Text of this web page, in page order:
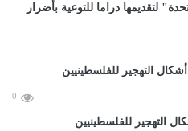
لتقديمها دراما للتوعية بأضرار
0
التهجير للفلسطينيين